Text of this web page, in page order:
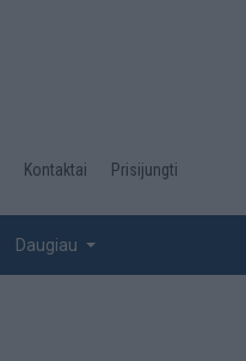
Kontaktai Prisijungti
Daugiau